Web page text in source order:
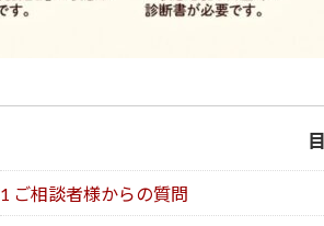
1 ご相談者様からの質問